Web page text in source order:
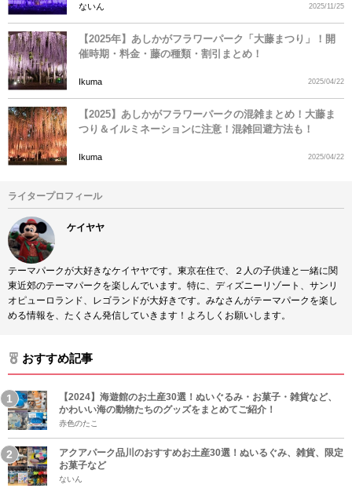
ないん 2025/11/25
【2025年】あしかがフラワーパーク「大藤まつり」！開
催時期・料金・藤の種類・割引まとめ！
Ikuma 2025/04/22
【2025】あしかがフラワーパークの混雑まとめ！大藤ま
つり＆イルミネーションに注意！混雑回避方法も！
Ikuma 2025/04/22
ライタープロフィール
ケイヤヤ
テーマパークが大好きなケイヤヤです。東京在住で、２人の子供達と一緒に関
東近郊のテーマパークを楽しんでいます。特に、ディズニーリゾート、サンリ
オピューロランド、レゴランドが大好きです。みなさんがテーマパークを楽し
める情報を、たくさん発信していきます！よろしくお願いします。
おすすめ記事
【2024】海遊館のお土産30選！ぬいぐるみ・お菓子・雑貨など、
かわいい海の動物たちのグッズをまとめてご紹介！
赤色のたこ
アクアパーク品川のおすすめお土産30選！ぬいるぐみ、雑貨、限定
お菓子など
ないん